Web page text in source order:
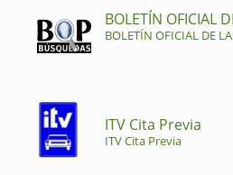
BOLETÍN OFICIAL
BOLETÍN OFICIAL DE
ITV Cita Previa
ITV Cita Previa